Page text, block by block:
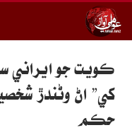
ڪويت جو ايراني
کي” اڻ وڻندڙ
حڪم